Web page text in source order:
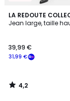
LA REDOUTE
Jean large, taille
31,99 €
39,99 €
4,2
/ 5
4
Couleurs
4,2
/